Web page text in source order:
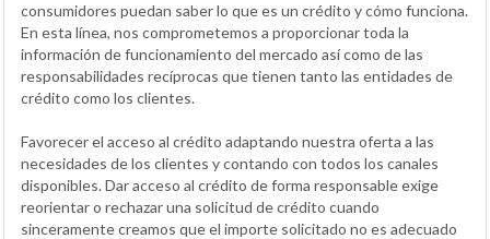
consumidores puedan saber lo que es un crédito y cómo funciona.
En esta línea, nos comprometemos a proporcionar toda la
información de funcionamiento del mercado así como de las
responsabilidades recíprocas que tienen tanto las entidades de
crédito como los clientes.
Favorecer el acceso al crédito adaptando nuestra oferta a las
necesidades de los clientes y contando con todos los canales
disponibles. Dar acceso al crédito de forma responsable exige
reorientar o rechazar una solicitud de crédito cuando
sinceramente creamos que el importe solicitado no es adecuado